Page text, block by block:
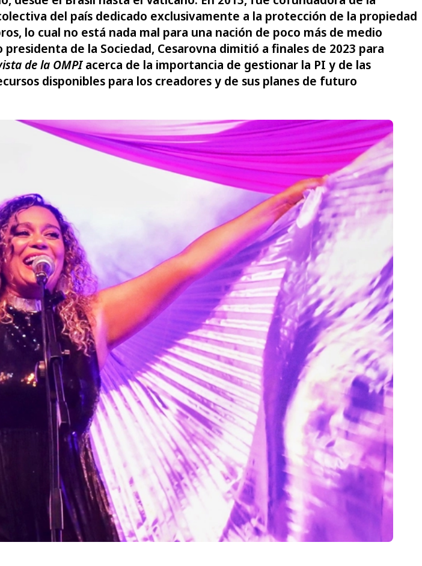
del país dedicado exclusivamente a la protección de la propiedad
lo cual no está nada mal para una nación de poco más de medio
de la Sociedad, Cesarovna dimitió a finales de 2023 para
de la OMPIacerca de la importancia de gestionar la PI y de las
disponibles para los creadores y de sus planes de futuro